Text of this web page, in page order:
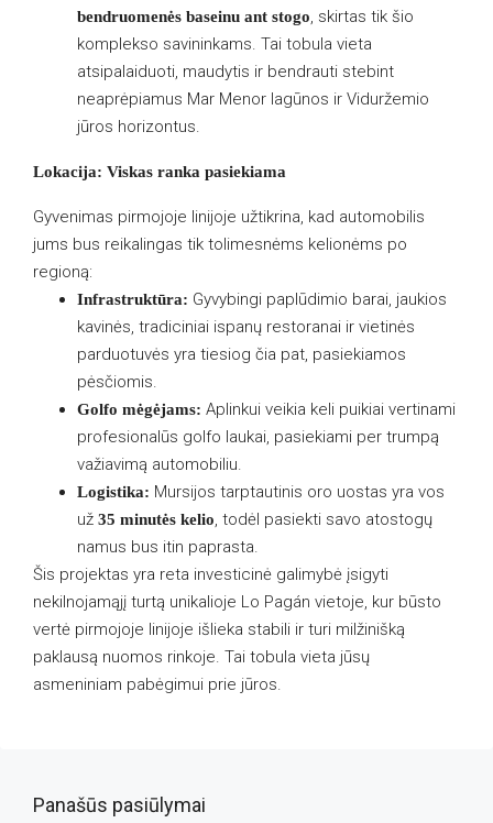
bendruomenės baseinu ant stogo, skirtas tik šio
komplekso savininkams. Tai tobula vieta
atsipalaiduoti, maudytis ir bendrauti stebint
neaprėpiamus Mar Menor lagūnos ir Viduržemio
jūros horizontus.
Lokacija: Viskas ranka pasiekiama
Gyvenimas pirmojoje linijoje užtikrina, kad automobilis
jums bus reikalingas tik tolimesnėms kelionėms po
regioną:
Infrastruktūra: Gyvybingi paplūdimio barai, jaukios
kavinės, tradiciniai ispanų restoranai ir vietinės
parduotuvės yra tiesiog čia pat, pasiekiamos
pėsčiomis.
Golfo mėgėjams: Aplinkui veikia keli puikiai vertinami
profesionalūs golfo laukai, pasiekiami per trumpą
važiavimą automobiliu.
Logistika: Mursijos tarptautinis oro uostas yra vos
už 35 minutės kelio, todėl pasiekti savo atostogų
namus bus itin paprasta.
Šis projektas yra reta investicinė galimybė įsigyti
nekilnojamąjį turtą unikalioje Lo Pagán vietoje, kur būsto
vertė pirmojoje linijoje išlieka stabili ir turi milžinišką
paklausą nuomos rinkoje. Tai tobula vieta jūsų
asmeniniam pabėgimui prie jūros.
Panašūs pasiūlymai